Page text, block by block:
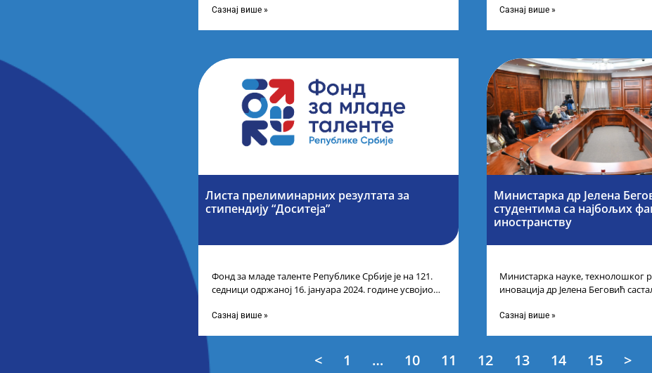
Сазнај више »
који
Сазнај више »
Листа прелиминарних резултата за
стипендију “Доситеја”
Фонд за младе таленте Републике Србије је на 121.
седници одржаној 16. јануара 2024. године усвојио
Сазнај више »
Министарка др Јелена
студентима са најбољих
иностранству
Министарка науке, технолошког
иновација др Јелена Беговић
Сазнај више »
< 1 … 10 11 12 13 14 15 >